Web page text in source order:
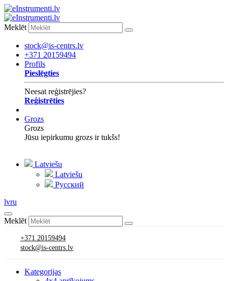
Meklēt
stock@is-centrs.lv
+371 20159494
Profils
Pieslēgties
Neesat reģistrējies?
Reģistrēties
Grozs
Grozs
Jūsu iepirkumu grozs ir tukšs!
Latviešu
Latviešu
Русский
lvru
Meklēt
+371 20159494
stock@is-centrs.lv
Kategorijas